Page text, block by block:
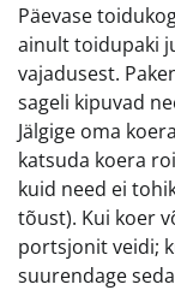
Päevase
ainult toidupaki
vajadusest.
sageli kipuvad
Jälgige oma
katsuda koera
kuid need ei
tõust). Kui koer
portsjonit veidi;
suurendage